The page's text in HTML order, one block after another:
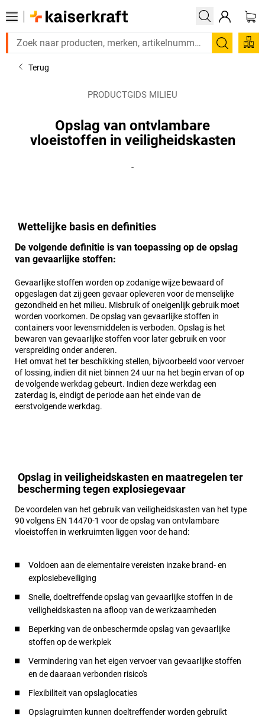
Zoeken
Terug
PRODUCTGIDS MILIEU
Opslag van ontvlambare
vloeistoffen in veiligheidskasten
-
Wettelijke basis en definities
De volgende definitie is van toepassing op de opslag
van gevaarlijke stoffen:
Gevaarlijke stoffen worden op zodanige wijze bewaard of
opgeslagen dat zij geen gevaar opleveren voor de menselijke
gezondheid en het milieu. Misbruik of oneigenlijk gebruik moet
worden voorkomen. De opslag van gevaarlijke stoffen in
containers voor levensmiddelen is verboden. Opslag is het
bewaren van gevaarlijke stoffen voor later gebruik en voor
verspreiding onder anderen.
Het omvat het ter beschikking stellen, bijvoorbeeld voor vervoer
of lossing, indien dit niet binnen 24 uur na het begin ervan of op
de volgende werkdag gebeurt. Indien deze werkdag een
zaterdag is, eindigt de periode aan het einde van de
eerstvolgende werkdag.
Opslag in veiligheidskasten en maatregelen ter
bescherming tegen explosiegevaar
De voordelen van het gebruik van veiligheidskasten van het type
90 volgens EN 14470-1 voor de opslag van ontvlambare
vloeistoffen in werkruimten liggen voor de hand:
Voldoen aan de elementaire vereisten inzake brand- en
explosiebeveiliging
Snelle, doeltreffende opslag van gevaarlijke stoffen in de
veiligheidskasten na afloop van de werkzaamheden
Beperking van de onbeschermde opslag van gevaarlijke
stoffen op de werkplek
Vermindering van het eigen vervoer van gevaarlijke stoffen
en de daaraan verbonden risico's
Flexibiliteit van opslaglocaties
Opslagruimten kunnen doeltreffender worden gebruikt